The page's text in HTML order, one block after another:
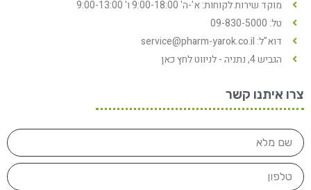
מוקד שירות לקוחות: א'-ה' 9:00-18:00 ו' 9:00-13:00
טל: 09-830-5000
דוא"ל: service@pharm-yarok.co.il
הגביש 4, נתניה - לניווט לחץ כאן
צרו איתנו קשר